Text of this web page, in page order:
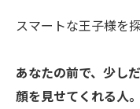
スマートな王子様を
あなたの前で、少し
顔を見せてくれる人。